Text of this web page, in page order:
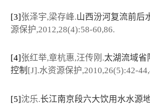
[3]张泽宇,梁存峰.山西汾河复流前后
源保护,2012,28(4):58-60,86.
[4]张红举,章杭惠,汪传刚.太湖流域省
控制 [J].水资源保护,2010,26(5):42-
[5]沈乐.长江南京段六大饮用水水源